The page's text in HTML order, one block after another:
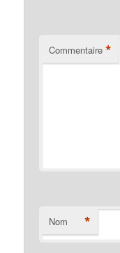
Commentaire *
Nom *